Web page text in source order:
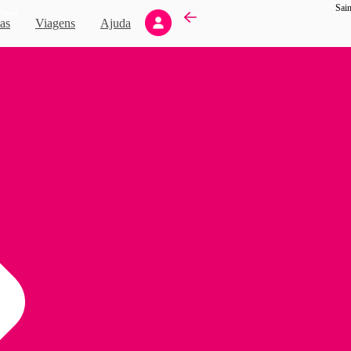
Viagens Ajuda